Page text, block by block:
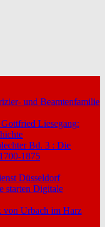
und Beamtenfamilie
Liesegang:
Bd. 3 : Die
1875
Düsseldorf
starten Digitale
Urbach im Harz